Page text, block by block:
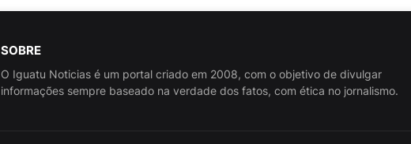
SOBRE
O Iguatu Noticias é um portal criado em 2008, com o objetivo de divulgar
informações sempre baseado na verdade dos fatos, com ética no jornalismo.